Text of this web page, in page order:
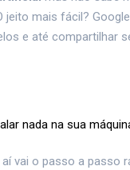
mais fácil?
e até compartilhar
nada na sua
vai o passo a passo